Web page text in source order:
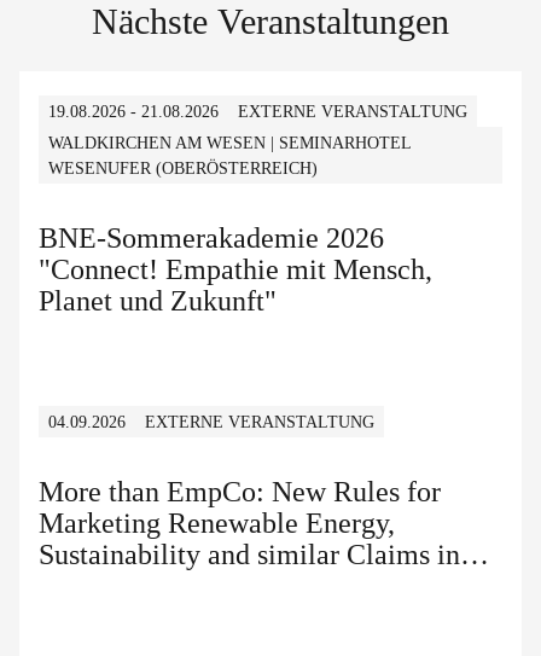
Nächste Veranstaltungen
19.08.2026 - 21.08.2026
EXTERNE VERANSTALTUNG
WALDKIRCHEN AM WESEN | SEMINARHOTEL
WESENUFER (OBERÖSTERREICH)
BNE-Sommerakademie 2026
"Connect! Empathie mit Mensch,
Planet und Zukunft"
04.09.2026 EXTERNE VERANSTALTUNG
More than EmpCo: New Rules for
Marketing Renewable Energy,
Sustainability and similar Claims in